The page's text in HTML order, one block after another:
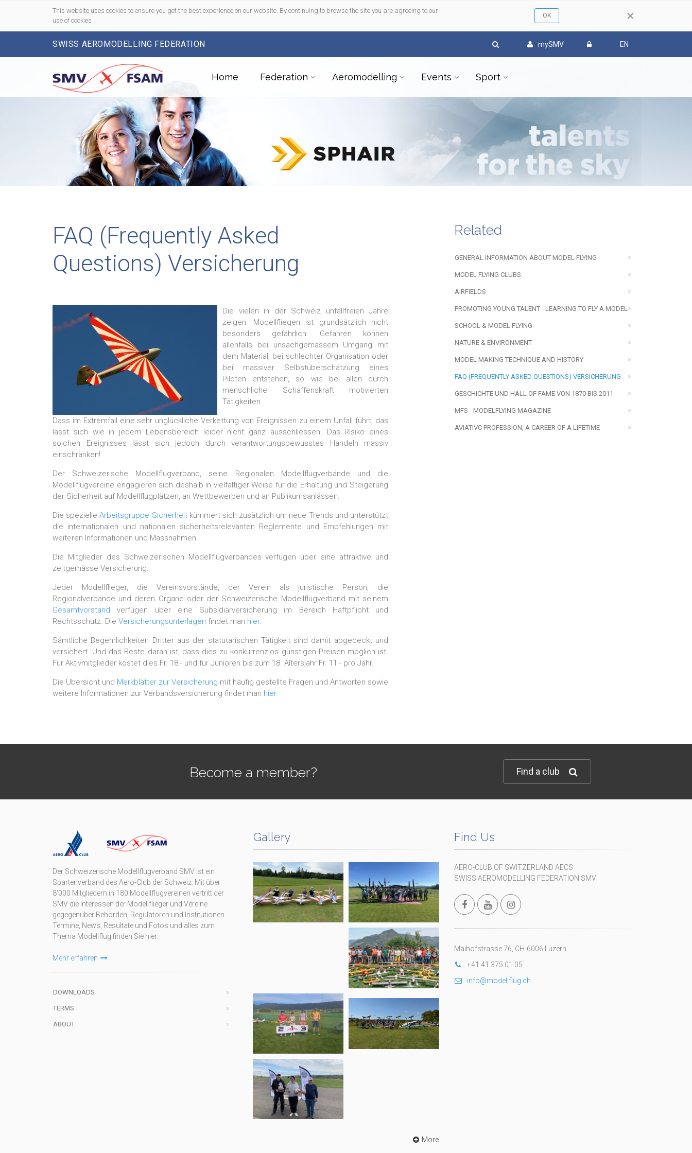
×
This website uses cookies to ensure you get the best experience on our website. By continuing to browse the site you are agreeing to our
use of cookies
SWISS AEROMODELLING FEDERATION mySMV EN
Home Federation Aeromodelling Events Sport
FAQ (Frequently Asked
Questions) Versicherung
Die vielen in der Schweiz unfallfreien Jahre
zeigen: Modellfliegen ist grundsätzlich nicht
besonders gefährlich. Gefahren können
allenfalls bei unsachgemässem Umgang mit
dem Material, bei schlechter Organisation oder
bei massiver Selbstüberschätzung eines
Piloten entstehen, so wie bei allen durch
menschliche Schaffenskraft motivierten
Tätigkeiten.
Dass im Extremfall eine sehr unglückliche Verkettung von Ereignissen zu einem Unfall führt, das
lässt sich wie in jedem Lebensbereich leider nicht ganz ausschliessen. Das Risiko eines
solchen Ereignisses lässt sich jedoch durch verantwortungsbewusstes Handeln massiv
einschränken!
Der Schweizerische Modellflugverband, seine Regionalen Modellflugverbände und die
Modellflugvereine engagieren sich deshalb in vielfältiger Weise für die Erhaltung und Steigerung
der Sicherheit auf Modellflugplätzen, an Wettbewerben und an Publikumsanlässen.
Die spezielleArbeitsgruppe Sicherheitkümmert sich zusätzlich um neue Trends und unterstützt
die internationalen und nationalen sicherheitsrelevanten Reglemente und Empfehlungen mit
weiteren Informationen und Massnahmen.
Die Mitglieder des Schweizerischen Modellflugverbandes verfügen über eine attraktive und
zeitgemässe Versicherung.
Jeder Modellflieger, die Vereinsvorstände, der Verein als juristische Person, die
Regionalverbände und deren Organe oder der Schweizerische Modellflugverband mit seinem
Gesamtvorstand verfügen über eine Subsidiärversicherung im Bereich Haftpflicht und
Rechtsschutz. Die Versicherungsunterlagen findet man hier.
Sämtliche Begehrlichkeiten Dritter aus der statutarischen Tätigkeit sind damit abgedeckt und
versichert. Und das Beste daran ist, dass dies zu konkurrenzlos günstigen Preisen möglich ist.
Für Aktivmitglieder kostet dies Fr. 18.- und für Junioren bis zum 18. Altersjahr Fr. 11.- pro Jahr.
Die Übersicht und Merkblätter zur Versicherung mit häufig gestellte Fragen und Antworten sowie
weitere Informationen zur Verbandsversicherung findet man hier.
Related
GENERAL INFORMATION ABOUT MODEL FLYING
MODEL FLYING CLUBS
AIRFIELDS
PROMOTING YOUNG TALENT - LEARNING TO FLY A MODEL
SCHOOL & MODEL FLYING
NATURE & ENVIRONMENT
MODEL MAKING TECHNIQUE AND HISTORY
FAQ (FREQUENTLY ASKED QUESTIONS) VERSICHERUNG
GESCHICHTE UND HALL OF FAME VON 1870 BIS 2011
MFS - MODELFLYING MAGAZINE
AVIATIVC PROFESSION, A CAREER OF A LIFETIME
Become a member? Find a club
Der Schweizerische Modellflugverband SMV ist ein
Spartenverband des Aero-Club der Schweiz. Mit über
8'000 Mitgliedern in 180 Modellflugvereinen vertritt der
SMV die Interessen der Modellflieger und Vereine
gegegenüber Behörden, Regulatoren und Institutionen.
Termine, News, Resultate und Fotos und alles zum
Thema Modellflug finden Sie hier.
Mehr erfahren
DOWNLOADS
TERMS
ABOUT
Gallery
More
Find Us
AERO-CLUB OF SWITZERLAND AECS
SWISS AEROMODELLING FEDERATION SMV
Maihofstrasse 76, CH-6006 Luzern
+41 41 375 01 05
info@modellflug.ch